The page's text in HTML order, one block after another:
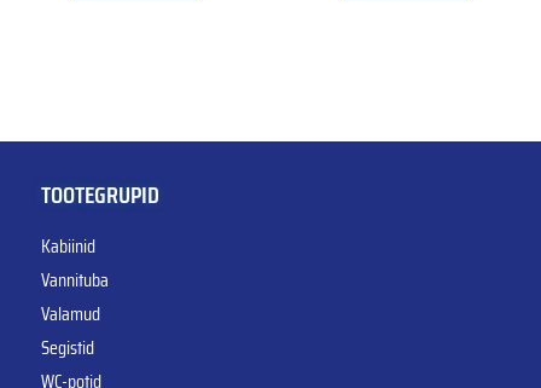
TOOTEGRUPID
Kabiinid
Vannituba
Valamud
Segistid
WC-potid